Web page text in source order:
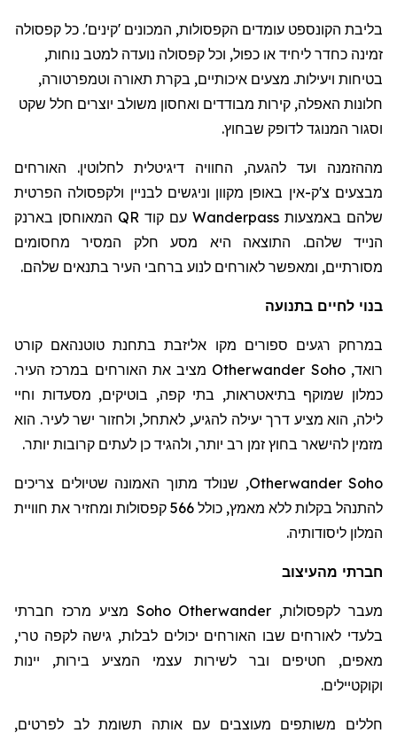
בליבת הקונספט עומדים הקפסולות, המכונים 'קינים'. כל קפסולה
זמינה כחדר ליחיד או כפול, וכל קפסולה נועדה למטב נוחות,
בטיחות ויעילות. מצעים איכותיים, בקרת תאורה וטמפרטורה,
חלונות האפלה, קירות מבודדים ואחסון משולב יוצרים חלל שקט
וסגור המנוגד לדופק שבחוץ.
מההזמנה ועד להגעה, החוויה דיגיטלית לחלוטין. האורחים
מבצעים צ'ק-אין באופן מקוון וניגשים לבניין ולקפסולה הפרטית
שלהם באמצעות Wanderpass עם קוד QR המאוחסן בארנק
הנייד שלהם. התוצאה היא מסע חלק המסיר מחסומים
מסורתיים, ומאפשר לאורחים לנוע ברחבי העיר בתנאים שלהם.
בנוי לחיים בתנועה
במרחק רגעים ספורים מקו אליזבת בתחנת טוטנהאם קורט
רואד,
Otherwander Soho מציב את האורחים במרכז העיר.
כמלון שמוקף בתיאטראות, בתי קפה, בוטיקים, מסעדות וחיי
לילה, הוא מציע דרך יעילה להגיע, לאתחל, ולחזור ישר לעיר. הוא
מזמין להישאר בחוץ זמן רב יותר, ולהגיד כן לעתים קרובות יותר.
Otherwander Soho, שנולד מתוך האמונה שטיולים צריכים
להתנהל בקלות ללא מאמץ, כולל 566 קפסולות ומחזיר את חוויית
המלון ליסודותיה.
חברתי מהעיצוב
מעבר לקפסולות, Otherwander
Soho מציע מרכז חברתי
בלעדי לאורחים שבו האורחים יכולים לבלות, גישה לקפה טרי,
מאפים, חטיפים ובר לשירות עצמי המציע בירות, יינות
וקוקטיילים.
חללים משותפים מעוצבים עם אותה תשומת לב לפרטים,